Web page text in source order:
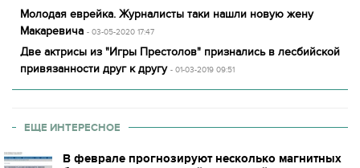
Молодая еврейка. Журналисты таки нашли новую жену
Макаревича - 03-05-2020 17:47
Две актрисы из "Игры Престолов" признались в лесбийской
привязанности друг к другу - 01-03-2019 09:51
ЕЩЕ ИНТЕРЕСНОЕ
В феврале прогнозируют несколько магнитных